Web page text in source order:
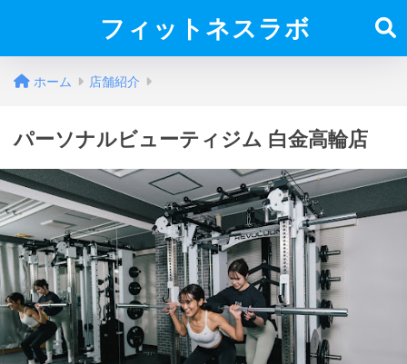
フィットネスラボ
ホーム 店舗紹介
パーソナルビューティジム 白金高輪店